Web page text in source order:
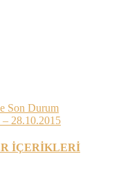
Son Durum
28.10.2015
İÇERİKLERİ